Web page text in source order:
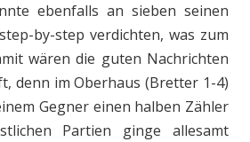
ebenfalls an sieben seinen
by-step verdichten, was zum
wären die guten Nachrichten
denn im Oberhaus (Bretter 1-4)
Gegner einen halben Zähler
Partien ginge allesamt